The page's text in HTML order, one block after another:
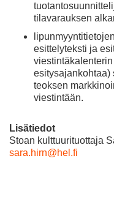
tilavarauksen
esittelyteksti ja
esitysajankohtaa)
teoksen
viestintään.
Lisätiedot
Stoan kulttuurituottaja
sara.hirn@hel.fi